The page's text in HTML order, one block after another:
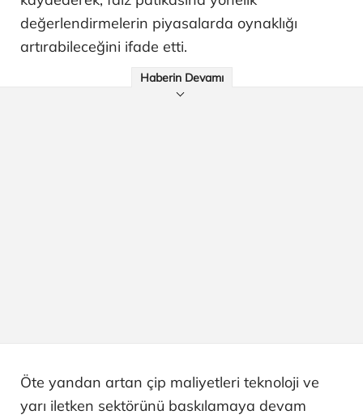
değerlendirmelerin piyasalarda oynaklığı
artırabileceğini ifade etti.
Haberin Devamı
Öte yandan artan çip maliyetleri teknoloji ve
yarı iletken sektörünü baskılamaya devam